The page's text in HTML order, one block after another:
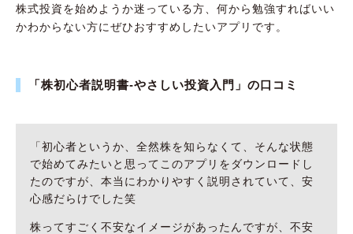
株式投資を始めようか迷っている方、何から勉強すればいい
かわからない方にぜひおすすめしたいアプリです。
「株初心者説明書-やさしい投資入門」の口コミ
「初心者というか、全然株を知らなくて、そんな状態
で始めてみたいと思ってこのアプリをダウンロードし
たのですが、本当にわかりやすく説明されていて、安
心感だらけでした笑
株ってすごく不安なイメージがあったんですが、不安